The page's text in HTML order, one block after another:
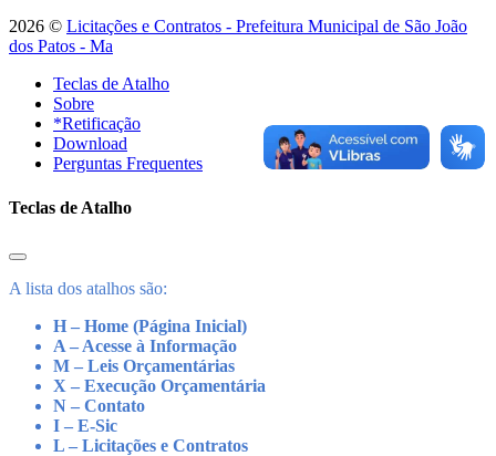
2026 © Licitações e Contratos - Prefeitura Municipal de São João
dos Patos - Ma
Teclas de Atalho
Sobre
*Retificação
Download
Perguntas Frequentes
Teclas de Atalho
A lista dos atalhos são:
H – Home (Página Inicial)
A – Acesse à Informação
M – Leis Orçamentárias
X – Execução Orçamentária
N – Contato
I – E-Sic
L – Licitações e Contratos